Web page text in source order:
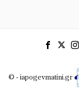
© - iapogevmatini.gr